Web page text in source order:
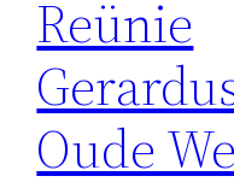
Reünie
Oude